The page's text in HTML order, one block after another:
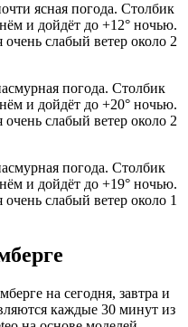
ясная погода. Столбик
и дойдёт до +12° ночью.
слабый ветер около 2
погода. Столбик
и дойдёт до +20° ночью.
слабый ветер около 2
погода. Столбик
и дойдёт до +19° ночью.
слабый ветер около 1
на сегодня, завтра и
каждые 30 минут из